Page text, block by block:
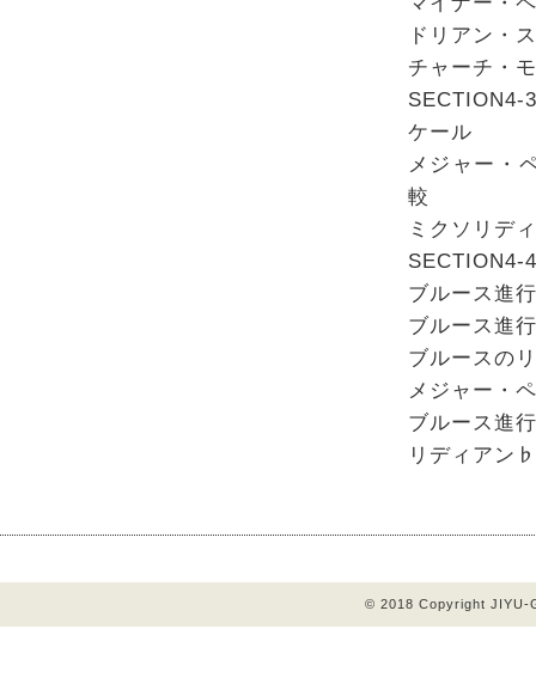
ドリアン・
チャーチ・
ケール
メジャー・
較
ミクソリデ
SECTION4-
ブルース進
ブルース進
ブルースの
メジャー・
ブルース進
リディアン
© 2018 Copyright JIYU-